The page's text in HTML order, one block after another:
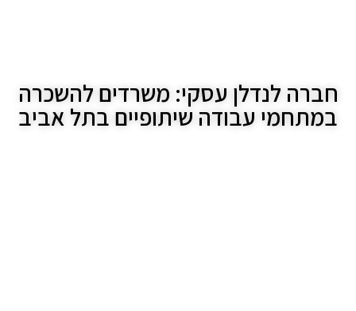
חברה לנדלן עסקי: משרדים להשכרה
במתחמי עבודה שיתופיים בתל אביב